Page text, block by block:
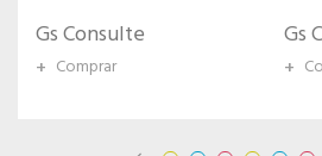
Gs Consulte
+ Comprar
Gs
+